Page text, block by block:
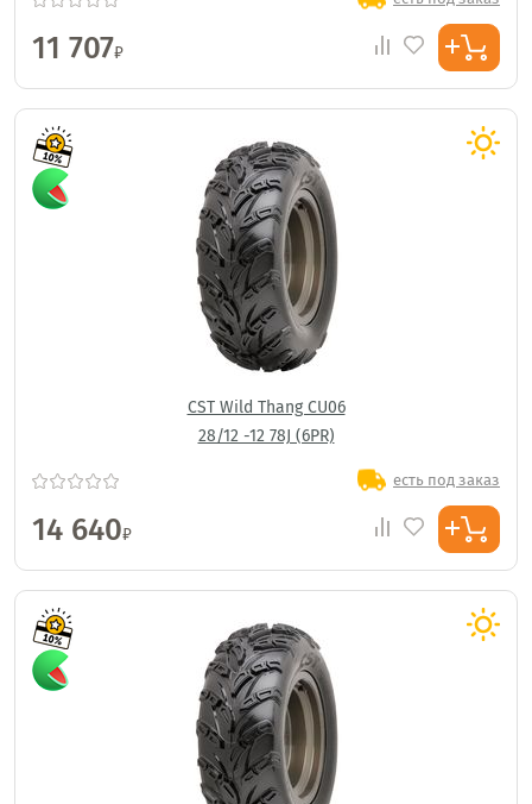
11 707₽
CST Wild Thang CU06
28/12 -12 78J (6PR)
есть под заказ
14 640₽